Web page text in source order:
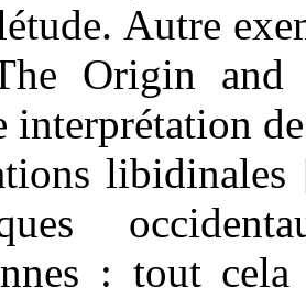
Autre
Origin
interprétation
libidinales
: tout